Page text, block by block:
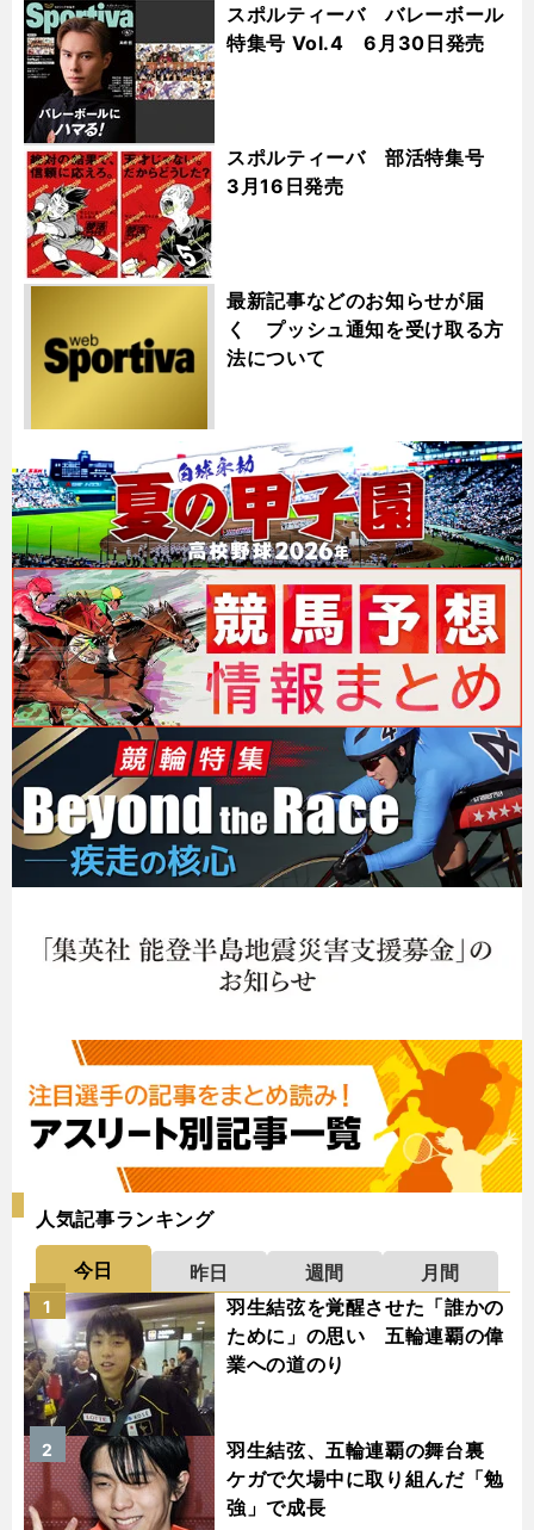
スポルティーバ バレーボール
特集号 Vol.4 6月30日発売
スポルティーバ 部活特集号
3月16日発売
最新記事などのお知らせが届
く プッシュ通知を受け取る方
法について
人気記事ランキング
今日 昨日 週間
月間
羽生結弦を覚醒させた「誰かの
ために」の思い 五輪連覇の偉
業への道のり
1
羽生結弦、五輪連覇の舞台裏
ケガで欠場中に取り組んだ「勉
強」で成長
2